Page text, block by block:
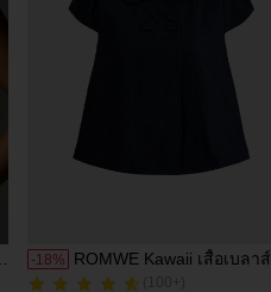
-18%
ROMWE Kawaii เสื้อเบลาส์
ลำลองน่ารักสไตล์วินเทจ